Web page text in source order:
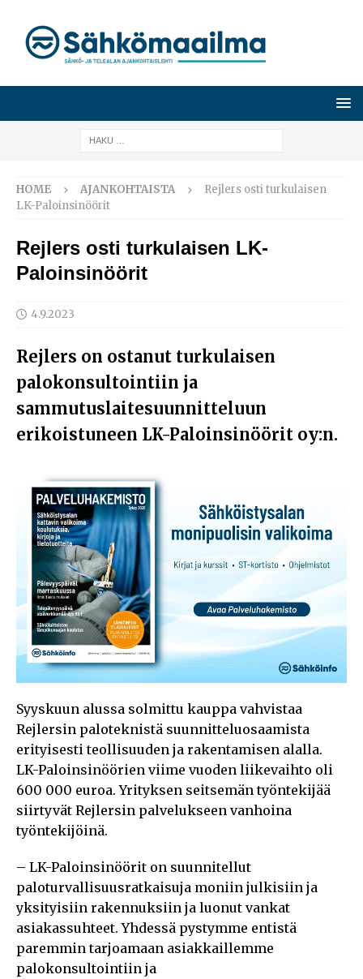
HOME AJANKOHTAISTA
Rejlers osti turkulaisen
LK-Paloinsinöörit
Rejlers osti turkulaisen LK-
Paloinsinöörit
4.9.2023
Rejlers on ostanut turkulaisen
palokonsultointiin ja
sammutuslaitesuunnitteluun
erikoistuneen LK-Paloinsinöörit oy:n.
Syyskuun alussa solmittu kauppa vahvistaa
Rejlersin paloteknistä suunnitteluosaamista
erityisesti teollisuuden ja rakentamisen alalla.
LK-Paloinsinöörien viime vuoden liikevaihto oli
600 000 euroa. Yrityksen seitsemän työntekijää
siirtyvät Rejlersin palvelukseen vanhoina
työntekijöinä.
– LK-Paloinsinöörit on suunnitellut
paloturvallisuusratkaisuja moniin julkisiin ja
yksityisiin rakennuksiin ja luonut vankat
asiakassuhteet. Yhdessä pystymme entistä
paremmin tarjoamaan asiakkaillemme
palokonsultointiin ja